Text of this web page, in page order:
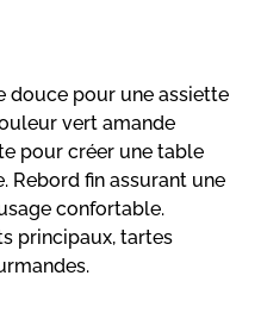
douce pour une assiette
vert amande
pour créer une table
Rebord fin assurant une
confortable.
principaux, tartes